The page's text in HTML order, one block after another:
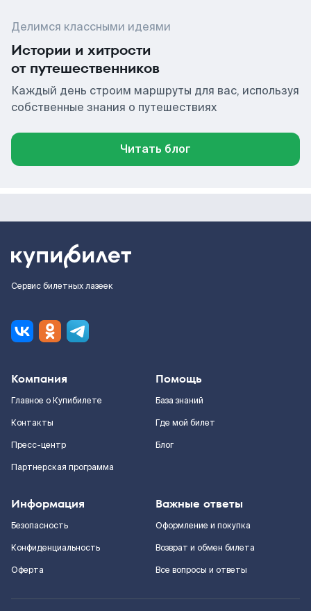
Делимся классными идеями
Истории и хитрости
от путешественников
Каждый день строим маршруты для вас, используя
собственные знания о путешествиях
Читать блог
Сервис билетных лазеек
Компания
Главное о Купибилете
Контакты
Пресс-центр
Партнерская программа
Помощь
База знаний
Где мой билет
Блог
Информация
Безопасность
Конфиденциальность
Оферта
Важные ответы
Оформление и покупка
Возврат и обмен билета
Все вопросы и ответы